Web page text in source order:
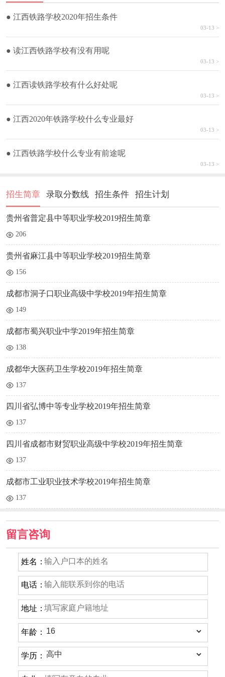
● 江西铁路学校2020年招生条件
03-13 >
● 读江西铁路学校有没有用呢
03-13 >
● 江西读铁路学校有什么好处呢
03-13 >
● 江西2020年铁路学校什么专业最好
03-13 >
● 江西铁路学校什么专业有前途呢
03-13 >
招生简章 录取分数线 招生条件 招生计划
贵州省普定县中等职业学校2019招生简章
206
贵州省麻江县中等职业学校2019招生简章
156
成都市洞子口职业高级中学校2019年招生简章
149
成都市蜀兴职业中学2019年招生简章
138
成都华大医药卫生学校2019年招生简章
137
四川省弘博中等专业学校2019年招生简章
137
四川省成都市财贸职业高级中学校2019年招生简章
137
成都市工业职业技术学校2019年招生简章
137
留言咨询
姓名：
电话：
地址：
年龄：
学历：